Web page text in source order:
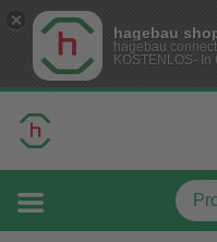
hagebau
hagebau
KOSTENLOS-